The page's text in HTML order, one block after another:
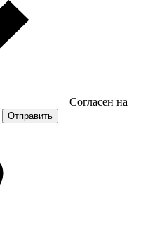
Согласен на
Отправить